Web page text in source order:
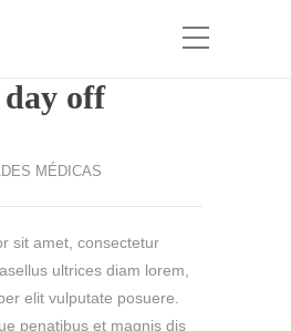
off
MÉDICAS
sit amet, consectetur
ultrices diam lorem,
elit vulputate posuere.
penatibus et magnis dis